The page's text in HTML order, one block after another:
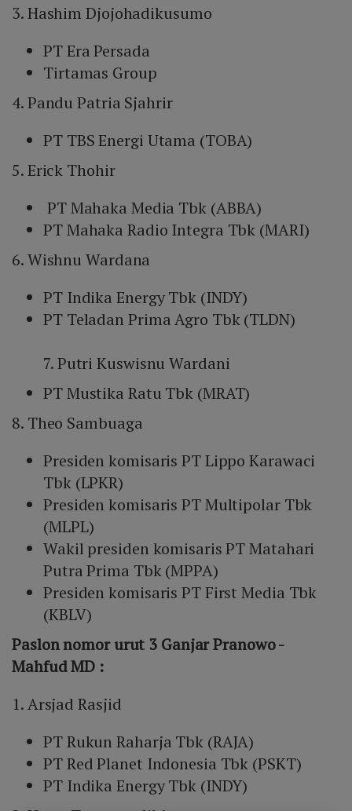
3. Hashim Djojohadikusumo
PT Era Persada
Tirtamas Group
4. Pandu Patria Sjahrir
PT TBS Energi Utama (TOBA)
5. Erick Thohir
PT Mahaka Media Tbk (ABBA)
PT Mahaka Radio Integra Tbk (MARI)
6. Wishnu Wardana
PT Indika Energy Tbk (INDY)
PT Teladan Prima Agro Tbk (TLDN)
7. Putri Kuswisnu Wardani
PT Mustika Ratu Tbk (MRAT)
8. Theo Sambuaga
Presiden komisaris PT Lippo Karawaci
Tbk (LPKR)
Presiden komisaris PT Multipolar Tbk
(MLPL)
Wakil presiden komisaris PT Matahari
Putra Prima Tbk (MPPA)
Presiden komisaris PT First Media Tbk
(KBLV)
Paslon nomor urut 3 Ganjar Pranowo -
Mahfud MD :
1. Arsjad Rasjid
PT Rukun Raharja Tbk (RAJA)
PT Red Planet Indonesia Tbk (PSKT)
PT Indika Energy Tbk (INDY)